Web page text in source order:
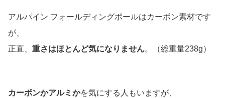
アルパイン フォールディングポールはカーボン素材です
が、
正直、 重さはほとんど気になりません。（総重量238g）
カーボンかアルミかを気にする人もいますが、